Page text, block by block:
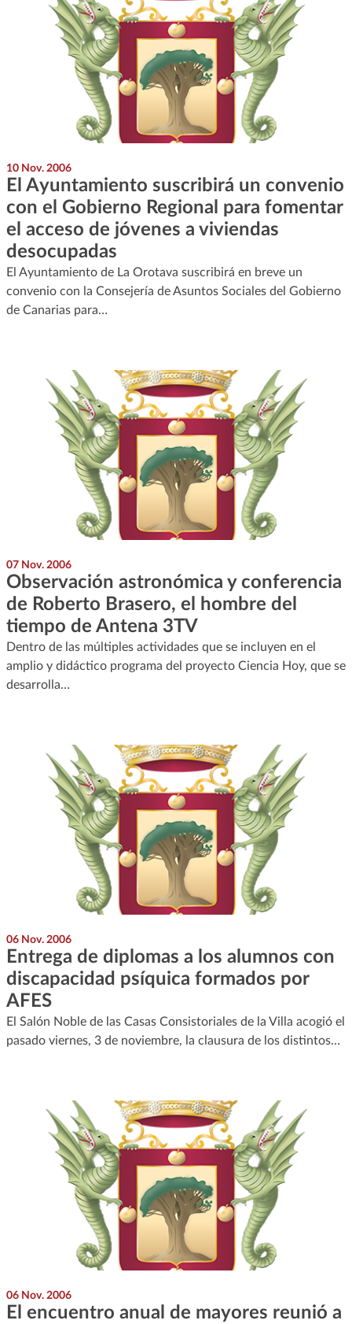
10 Nov. 2006
El Ayuntamiento suscribirá un convenio
con el Gobierno Regional para fomentar
el acceso de jóvenes a viviendas
desocupadas
El Ayuntamiento de La Orotava suscribirá en breve un
convenio con la Consejería de Asuntos Sociales del Gobierno
de Canarias para…
07 Nov. 2006
Observación astronómica y conferencia
de Roberto Brasero, el hombre del
tiempo de Antena 3TV
Dentro de las múltiples actividades que se incluyen en el
amplio y didáctico programa del proyecto Ciencia Hoy, que se
desarrolla…
06 Nov. 2006
Entrega de diplomas a los alumnos con
discapacidad psíquica formados por
AFES
El Salón Noble de las Casas Consistoriales de la Villa acogió el
pasado viernes, 3 de noviembre, la clausura de los distintos…
06 Nov. 2006
El encuentro anual de mayores reunió a